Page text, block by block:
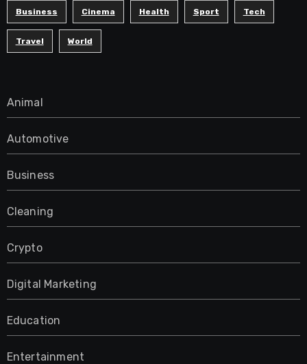
Business Cinema Health Sport Tech
Travel World
Animal
Automotive
Business
Cleaning
Crypto
Digital Marketing
Education
Entertainment